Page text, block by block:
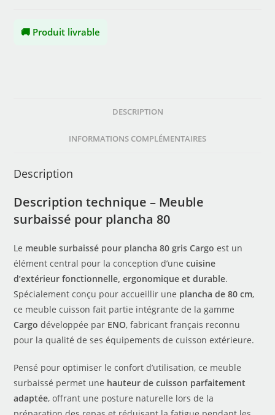
🚚 Produit livrable
DESCRIPTION
INFORMATIONS COMPLÉMENTAIRES
Description
Description technique – Meuble
surbaissé pour plancha 80
Le meuble surbaissé pour plancha 80 gris Cargo est un
élément central pour la conception d’unecuisine
d’extérieur fonctionnelle, ergonomique et durable.
Spécialement conçu pour accueillir une plancha de 80 cm,
ce meuble cuisson fait partie intégrante de la gamme
Cargo développée par ENO, fabricant français reconnu
pour la qualité de ses équipements de cuisson extérieure.
Pensé pour optimiser le confort d’utilisation, ce meuble
surbaissé permet une hauteur de cuisson parfaitement
adaptée, offrant une posture naturelle lors de la